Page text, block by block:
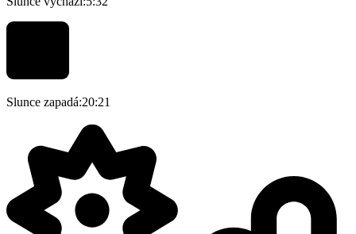
Slunce zapadá:20:21